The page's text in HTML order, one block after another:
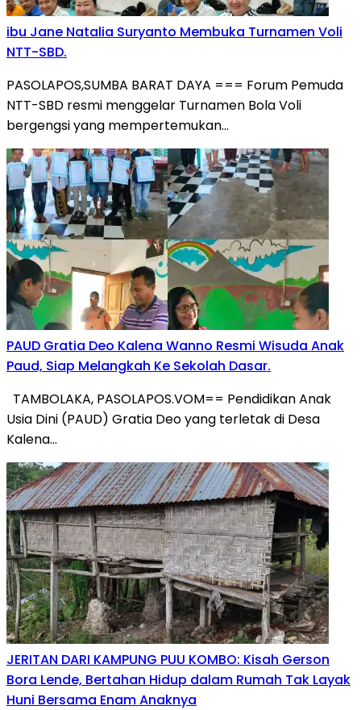
ibu Jane Natalia Suryanto Membuka Turnamen Voli
NTT-SBD.
PASOLAPOS,SUMBA BARAT DAYA === Forum Pemuda
NTT-SBD resmi menggelar Turnamen Bola Voli
bergengsi yang mempertemukan…
PAUD Gratia Deo Kalena Wanno Resmi Wisuda Anak
Paud, Siap Melangkah Ke Sekolah Dasar.
TAMBOLAKA, PASOLAPOS.VOM== Pendidikan Anak
Usia Dini (PAUD) Gratia Deo yang terletak di Desa
Kalena…
JERITAN DARI KAMPUNG PUU KOMBO: Kisah Gerson
Bora Lende, Bertahan Hidup dalam Rumah Tak Layak
Huni Bersama Enam Anaknya